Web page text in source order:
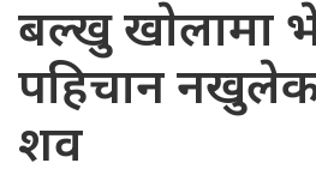
बल्खु खाेलामा
पहिचान
शव